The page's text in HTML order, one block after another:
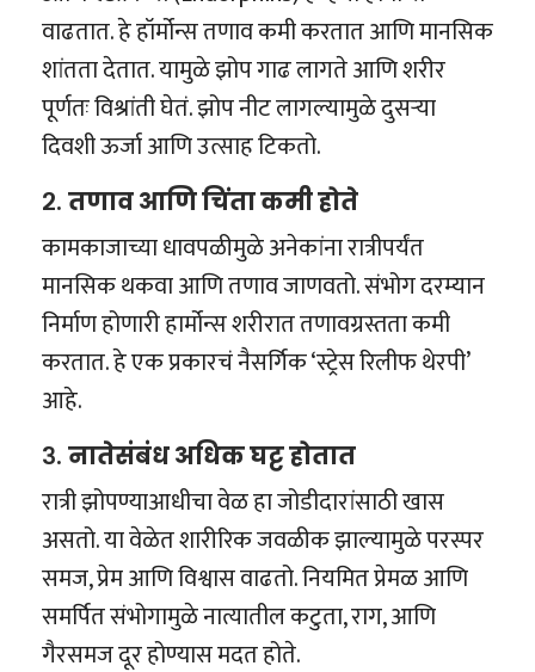
वाढतात. हे हॉर्मोन्स तणाव कमी करतात आणि मानसिक
शांतता देतात. यामुळे झोप गाढ लागते आणि शरीर
पूर्णतः विश्रांती घेतं. झोप नीट लागल्यामुळे दुसऱ्या
दिवशी ऊर्जा आणि उत्साह टिकतो.
२. तणाव आणि चिंता कमी होते
कामकाजाच्या धावपळीमुळे अनेकांना रात्रीपर्यंत
मानसिक थकवा आणि तणाव जाणवतो. संभोग दरम्यान
निर्माण होणारी हार्मोन्स शरीरात तणावग्रस्तता कमी
करतात. हे एक प्रकारचं नैसर्गिक ‘स्ट्रेस रिलीफ थेरपी’
आहे.
३. नातेसंबंध अधिक घट्ट होतात
रात्री झोपण्याआधीचा वेळ हा जोडीदारांसाठी खास
असतो. या वेळेत शारीरिक जवळीक झाल्यामुळे परस्पर
समज, प्रेम आणि विश्वास वाढतो. नियमित प्रेमळ आणि
समर्पित संभोगामुळे नात्यातील कटुता, राग, आणि
गैरसमज दूर होण्यास मदत होते.